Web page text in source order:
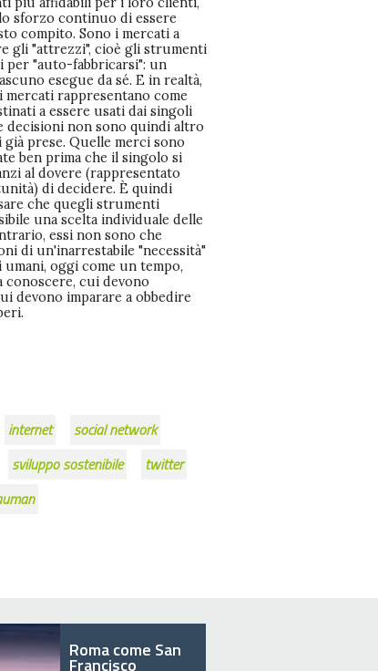
sforzo continuo di essere
compito. Sono i mercati a
gli "attrezzi", cioè gli strumenti
per "auto-fabbricarsi": un
esegue da sé. E in realtà,
mercati rappresentano come
a essere usati dai singoli
decisioni non sono quindi altro
già prese. Quelle merci sono
ben prima che il singolo si
al dovere (rappresentato
di decidere. È quindi
che quegli strumenti
una scelta individuale delle
essi non sono che
di un'inarrestabile "necessità"
umani, oggi come un tempo,
conoscere, cui devono
devono imparare a obbedire
internet
social network
sviluppo sostenibile
twitter
Roma come San
Francisco